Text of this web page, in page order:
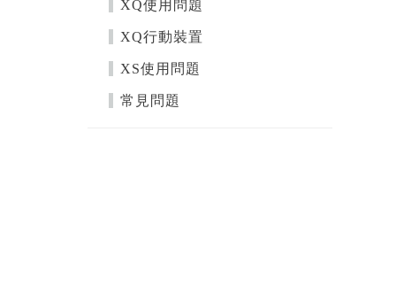
XQ使用問題
XQ行動裝置
XS使用問題
常見問題